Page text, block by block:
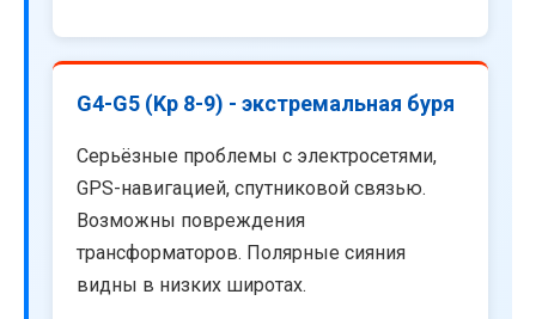
G4-G5 (Kp 8-9) - экстремальная буря
Серьёзные проблемы с электросетями,
GPS-навигацией, спутниковой связью.
Возможны повреждения
трансформаторов. Полярные сияния
видны в низких широтах.